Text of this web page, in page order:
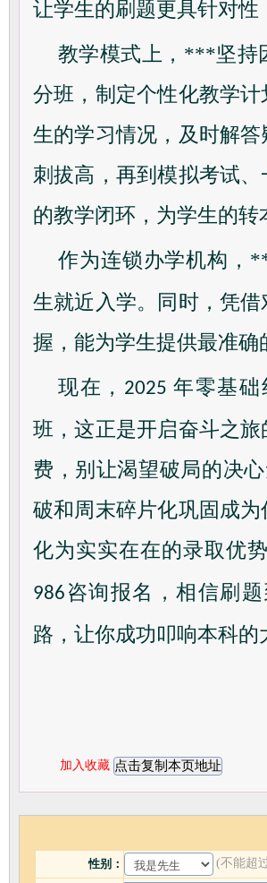
让学生的刷题更具针对
教学模式上，***坚持
分班，制定个性化教学
生的学习情况，及时解
刺拔高，再到模拟考试
的教学闭环，为学生的
作为连锁办学机构，
生就近入学。同时，凭
握，能为学生提供最准
现在， 2025 年零基
班，这正是开启奋斗之
费，别让渴望破局的决
破和周末碎片化巩固成
化为实实在在的录取优
986 咨询报名，相信刷
路，让你成功叩响本科的
加入收藏
性别： (不能超